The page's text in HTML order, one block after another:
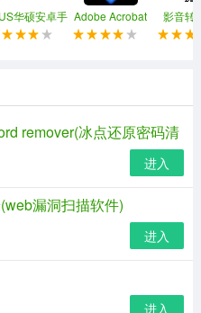
，按回车键，即可直接上
页。
些?
华硕安卓手
驱动程序
Adobe Acrobat
For Mac
影音转
remover(冰点还原密码清
进入
漏洞扫描软件)
进入
进入